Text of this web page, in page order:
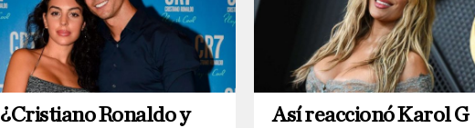
¿Cristiano Ronaldo y
Así reaccionó Karol G